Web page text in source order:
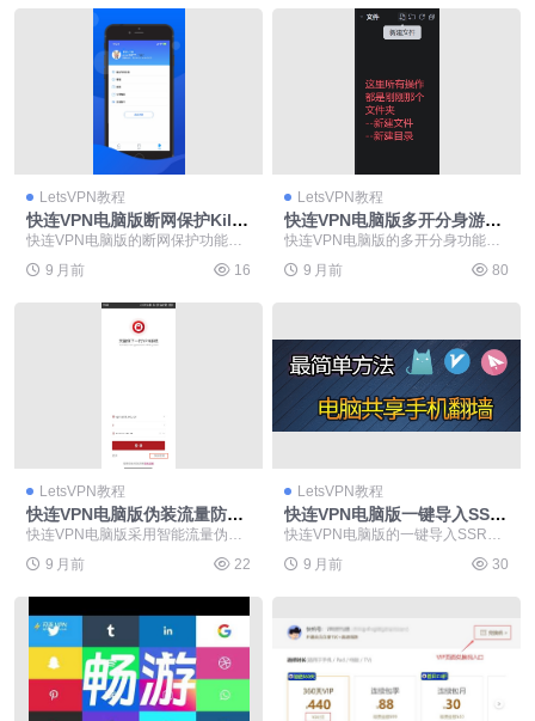
LetsVPN教程
快连VPN电脑版断网保护Kill
Switch
快连VPN电脑版的断网保护功能在
输，有效防止IP地址...
9 月前 16
LetsVPN教程
快连VPN电脑版多开分身游戏
搬砖
快连VPN电脑版的多开分身功能是
可实现同一设备同时...
9 月前 80
LetsVPN教程
快连VPN电脑版伪装流量防Qo
S限速
快连VPN电脑版采用智能流量伪装
TPS流量，有...
9 月前 22
LetsVPN教程
快连VPN电脑版一键导入SSR
节点
快连VPN电脑版的一键导入SSR节
快速连接，极大节...
9 月前 30